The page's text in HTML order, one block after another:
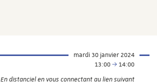
mardi 30 janvier 2024
13:00
14:00
En distanciel en vous connectant au lien suivant